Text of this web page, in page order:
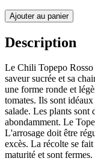
Ajouter au panier
Description
Le Chili Topepo
saveur sucrée et sa
une forme ronde et
tomates. Ils sont
salade. Les plants sont
abondamment. Le
L'arrosage doit être
excès. La récolte se
maturité et sont fermes.